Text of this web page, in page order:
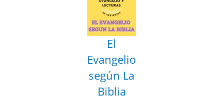
El
Evangelio
según La
Biblia